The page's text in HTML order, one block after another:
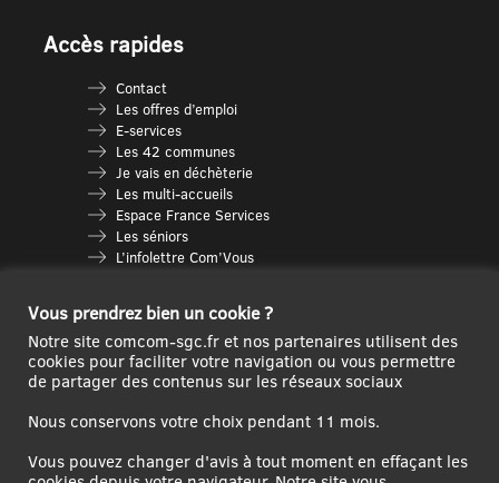
Accès rapides
Contact
Les offres d’emploi
E-services
Les 42 communes
Je vais en déchèterie
Les multi-accueils
Espace France Services
Les séniors
L’infolettre Com’Vous
Vous prendrez bien un cookie ?
Notre site comcom-sgc.fr et nos partenaires utilisent des
cookies pour faciliter votre navigation ou vous permettre
de partager des contenus sur les réseaux sociaux
Nous conservons votre choix pendant 11 mois.
Vous pouvez changer d'avis à tout moment en effaçant les